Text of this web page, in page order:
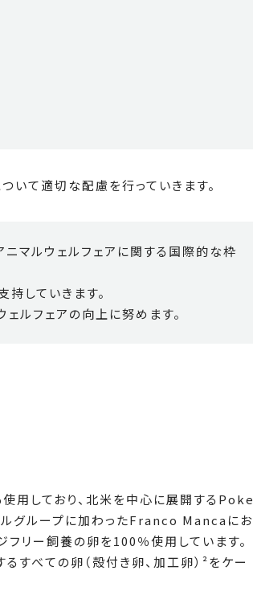
いて適切な配慮を行っていきます。
ニマルウェルフェアに関する国際的な枠
していきます。
ルフェアの向上に努めます。
使用しており、北米を中心に展開するPoke
ルグループに加わったFranco Mancaにお
リー飼養の卵を100％使用しています。
すべての卵（殻付き卵、加工卵）²をケー